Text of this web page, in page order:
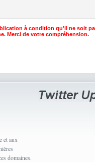
à condition qu'il ne soit
Merci de votre compréhension.
et aux
domaines.